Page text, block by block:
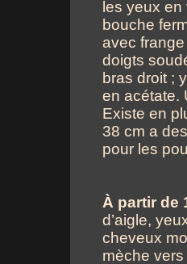
les yeux
bouche
avec
doigts
bras droit ;
en acétate.
Existe en
38 cm a
pour les
À partir de
d’aigle,
cheveux
mèche